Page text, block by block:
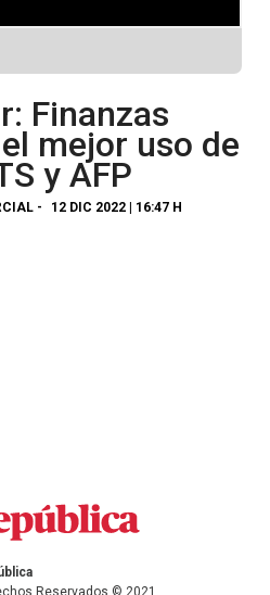
Finanzas
mejor uso de
y AFP
- 12 DIC 2022 | 16:47 H
Reservados © 2021